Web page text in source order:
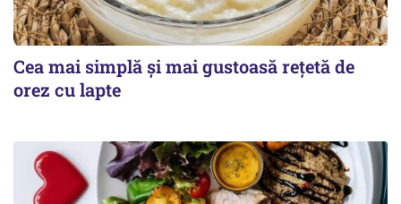
Cea mai simplă și mai gustoasă rețetă de
orez cu lapte